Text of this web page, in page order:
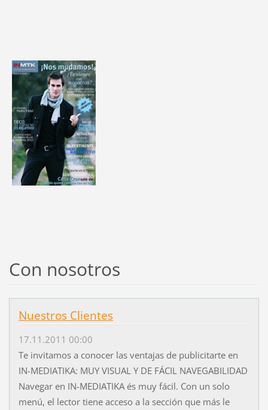
Con nosotros
Nuestros Clientes
17.11.2011 00:00
Te invitamos a conocer las ventajas de publicitarte en
IN-MEDIATIKA: MUY VISUAL Y DE FÁCIL NAVEGABILIDAD
Navegar en IN-MEDIATIKA és muy fácil. Con un solo
menú, el lector tiene acceso a la sección que más le